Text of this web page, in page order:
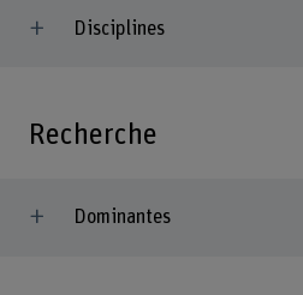
Disciplines
Recherche
Dominantes